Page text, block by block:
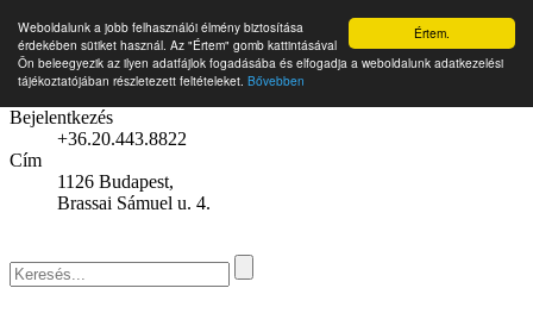
Értem.
Weboldalunk a jobb felhasználói élmény biztosítása
érdekében sütiket használ. Az "Értem" gomb kattintásával
Ön beleegyezik az ilyen adatfájlok fogadásába és elfogadja a weboldalunk adatkezelési
tájékoztatójában részletezett feltételeket. Bővebben
Bejelentkezés
+36.20.443.8822
Cím
1126 Budapest,
Brassai Sámuel u. 4.